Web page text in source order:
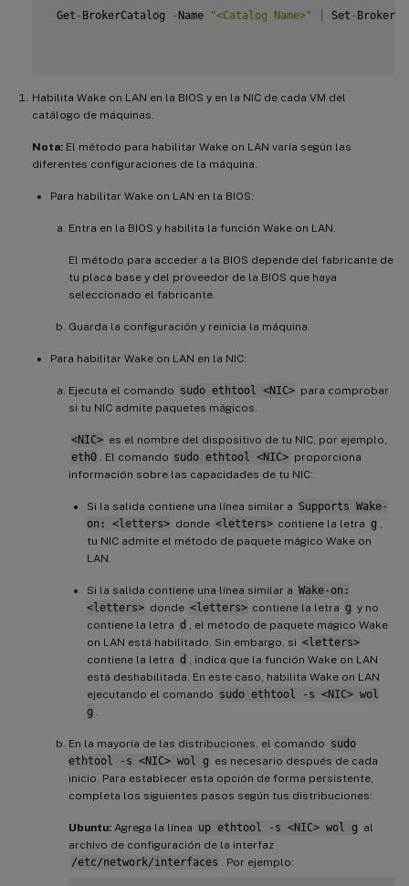
Get - BrokerCatalog - Name "<Catalog Name>" Set -
Habilita Wake on LAN en la BIOS y en la NIC de cada VM del
catálogo de máquinas.
Nota: El método para habilitar Wake on LAN varía según las
diferentes configuraciones de la máquina.
Para habilitar Wake on LAN en la BIOS:
Entra en la BIOS y habilita la función Wake on LAN.
El método para acceder a la BIOS depende del fabricante de
tu placa base y del proveedor de la BIOS que haya
seleccionado el fabricante.
Guarda la configuración y reinicia la máquina.
Para habilitar Wake on LAN en la NIC:
Ejecuta el comando sudo ethtool <NIC> para comprobar
si tu NIC admite paquetes mágicos.
<NIC> es el nombre del dispositivo de tu NIC, por ejemplo,
eth0 . El comando sudo ethtool <NIC> proporciona
información sobre las capacidades de tu NIC:
Si la salida contiene una línea similar a Supports Wake-
on: <letters> donde <letters> contiene la letra g ,
tu NIC admite el método de paquete mágico Wake on
LAN.
Si la salida contiene una línea similar a Wake-on:
<letters> donde <letters> contiene la letra g y no
contiene la letra d , el método de paquete mágico Wake
on LAN está habilitado. Sin embargo, si <letters>
contiene la letra d , indica que la función Wake on LAN
está deshabilitada. En este caso, habilita Wake on LAN
ejecutando el comando sudo ethtool -s <NIC> wol
g .
En la mayoría de las distribuciones, el comando sudo
ethtool -s <NIC> wol g es necesario después de cada
inicio. Para establecer esta opción de forma persistente,
completa los siguientes pasos según tus distribuciones:
Ubuntu: Agrega la línea up ethtool -s <NIC> wol g al
archivo de configuración de la interfaz
/etc/network/interfaces . Por ejemplo: